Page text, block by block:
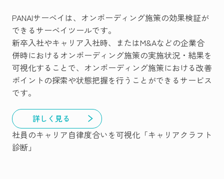
PANAIサーベイは、オンボーディング施策の効果検証が
できるサーベイツールです。
新卒入社やキャリア入社時、またはM&Aなどの企業合
併時におけるオンボーディング施策の実施状況・結果を
可視化することで、オンボーディング施策における改善
ポイントの探索や状態把握を行うことができるサービス
です。
詳しく見る
社員のキャリア自律度合いを可視化「キャリアクラフト
診断」